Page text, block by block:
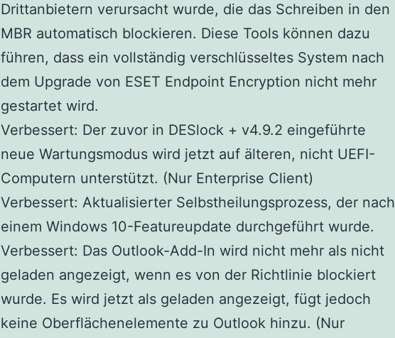
Drittanbietern verursacht wurde, die das Schreiben in den
MBR automatisch blockieren. Diese Tools können dazu
führen, dass ein vollständig verschlüsseltes System nach
dem Upgrade von ESET Endpoint Encryption nicht mehr
gestartet wird.
Verbessert: Der zuvor in DESlock + v4.9.2 eingeführte
neue Wartungsmodus wird jetzt auf älteren, nicht UEFI-
Computern unterstützt. (Nur Enterprise Client)
Verbessert: Aktualisierter Selbstheilungsprozess, der nach
einem Windows 10-Featureupdate durchgeführt wurde.
Verbessert: Das Outlook-Add-In wird nicht mehr als nicht
geladen angezeigt, wenn es von der Richtlinie blockiert
wurde. Es wird jetzt als geladen angezeigt, fügt jedoch
keine Oberflächenelemente zu Outlook hinzu. (Nur